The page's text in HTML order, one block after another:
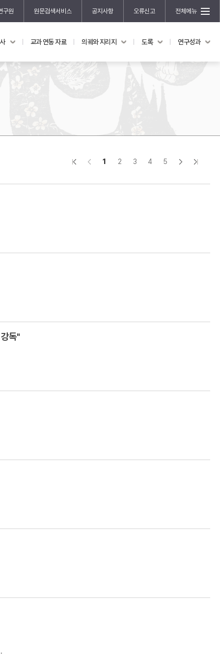
구원 원문검색서비스 공지사항 오류신고 전체메뉴
도록 연구성과
신진학자 초청 연구교류 사업
규장각-산기 연구비 지원 사업
교과 연동 자료 의궤와 지리지 도록 연구성과
1 2 3 4 5
료 강독"